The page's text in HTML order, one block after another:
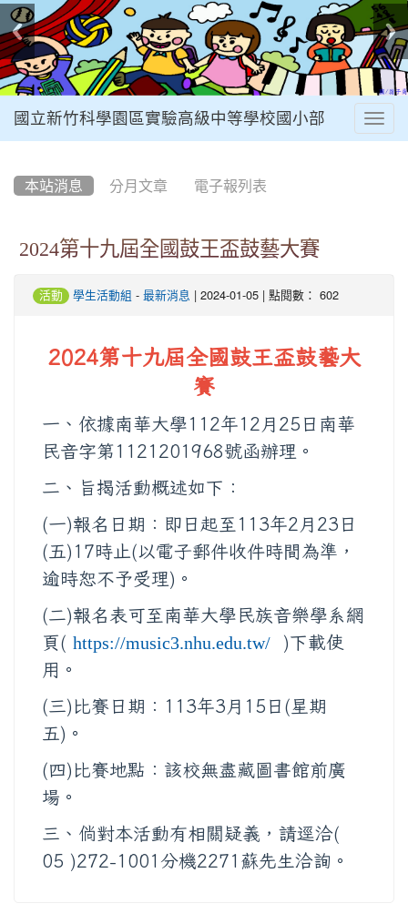
國立新竹科學園區實驗高級中等學校國小部
本站消息 分月文章 電子報列表
2024第十九屆全國鼓王盃鼓藝大賽
活動 學生活動組 - 最新消息 | 2024-01-05 | 點閱數： 602
2024第十九屆全國鼓王盃鼓藝大
賽
一、依據南華大學112年12月25日南華
民音字第1121201968號函辦理。
二、旨揭活動概述如下：
(一)報名日期：即日起至113年2月23日
(五)17時止(以電子郵件收件時間為準，
逾時恕不予受理)。
(二)報名表可至南華大學民族音樂學系網
頁( https://music3.nhu.edu.tw/ )下載使
用。
(三)比賽日期：113年3月15日(星期
五)。
(四)比賽地點：該校無盡藏圖書館前廣
場。
三、倘對本活動有相關疑義，請逕洽(
05 )272-1001分機2271蘇先生洽詢。